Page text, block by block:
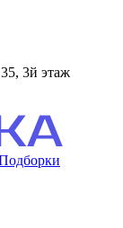
3й этаж